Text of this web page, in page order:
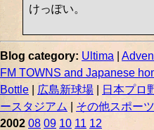
けっぽい。
Blog category: Ultima
FM TOWNS and Japanese
Bottle
広島新球場 日本プロ
ースタジアム
その他スポーツ
2002 08 09 10 11 12